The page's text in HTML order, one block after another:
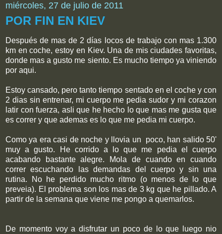
miércoles, 27 de julio de 2011
POR FIN EN KIEV
Después de mas de 2 días locos de trabajo con mas 1.300
km en coche, estoy en Kiev. Una de mis ciudades favoritas,
donde mas a gusto me siento. Es mucho tiempo ya viniendo
por aqui.
Estoy cansado, pero tanto tiempo sentado en el coche y con
2 dias sin entrenar, mi cuerpo me pedia sudor y mi corazon
latir con fuerza, asli que he hecho lo que mas me gusta que
es correr y que ademas es lo que me pedia mi cuerpo.
Como ya era casi de noche y llovia un poco, han salido 50'
muy a gusto. He corrido a lo que me pedia el cuerpo
acabando bastante alegre. Mola de cuando en cuando
correr escuchando las demandas del cuerpo y sin una
rutina. No he perdido mucho ritmo (o menos de lo que
preveia). El problema son los mas de 3 kg que he pillado. A
partir de la semana que viene me pongo a quemarlos.
De momento voy a disfrutar un poco de lo que luego nio